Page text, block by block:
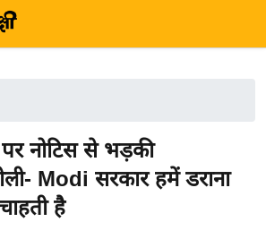
नोटिस से भड़की
Modi सरकार हमें डराना
है